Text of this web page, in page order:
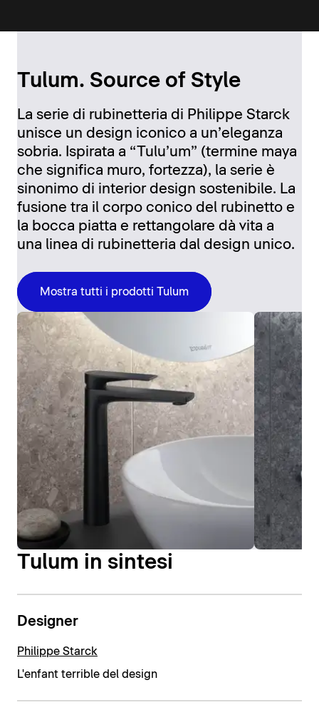
Tulum. Source of Style
La serie di rubinetteria di Philippe Starck
unisce un design iconico a un’eleganza
sobria. Ispirata a “Tulu’um” (termine maya
che significa muro, fortezza), la serie è
sinonimo di interior design sostenibile. La
fusione tra il corpo conico del rubinetto e
la bocca piatta e rettangolare dà vita a
una linea di rubinetteria dal design unico.
Mostra tutti i prodotti Tulum
Tulum in sintesi
Designer
Philippe Starck
L'enfant terrible del design